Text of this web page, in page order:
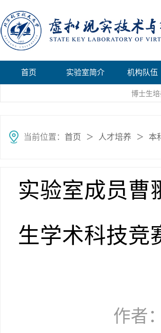
首页 实验室简介 机构队伍
博士生培
当前位置： 首页 ＞ 人才培养 ＞ 本
实验室成员曹
生学术科技竞
作者：